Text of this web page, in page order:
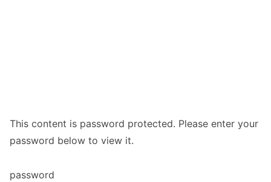
This content is password protected. Please enter your
password below to view it.
password